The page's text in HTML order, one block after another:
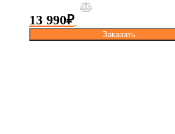
13 990₽
Заказать